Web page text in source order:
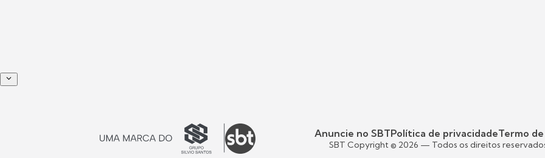
Anuncie no SBTPolítica de privacidadeTermo de
SBT Copyright © 2026 — Todos os direitos